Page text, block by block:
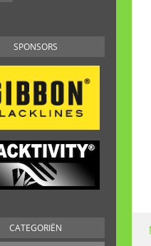
SPONSORS
CATEGORIËN